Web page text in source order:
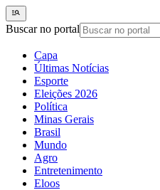
Buscar no portal
Capa
Últimas Notícias
Esporte
Eleições 2026
Política
Minas Gerais
Brasil
Mundo
Agro
Entretenimento
Eloos